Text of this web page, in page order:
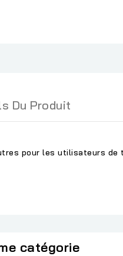
Du Produit
pour les utilisateurs
catégorie